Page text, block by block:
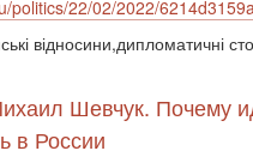
politics/22/02/2022/
відносини,дипломатичні
Шевчук. Почему
в России